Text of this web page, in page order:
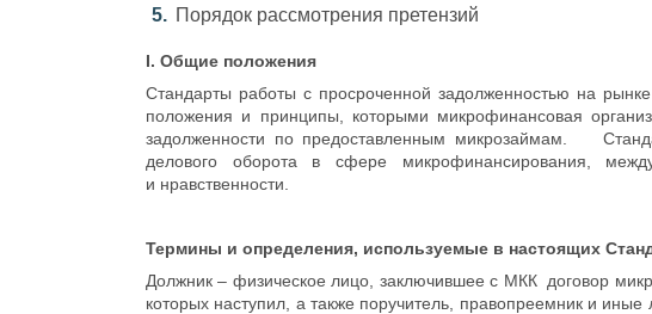
5. Порядок рассмотрения претензий
I. Общие положения
Стандарты работы с просроченной задолженностью на
положения и принципы, которыми микрофинансовая
задолженности по предоставленным микрозаймам.
делового оборота в сфере микрофинансирования,
и нравственности.
Термины и определения, используемые в настоящих
Должник – физическое лицо, заключившее с МКК договор
которых наступил, а также поручитель, правопреемник и